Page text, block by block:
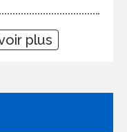
plus